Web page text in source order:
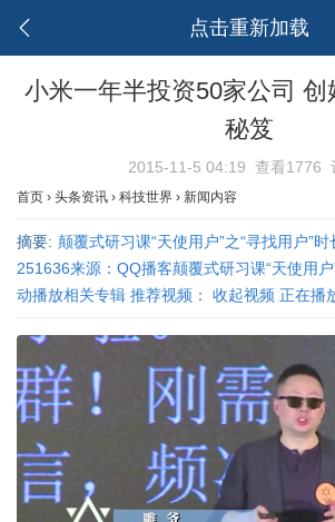
点击重新加载
小米一年半投资50家公司 创
秘笈
2015-11-5 04:19 查看1776
首页 › 头条资讯 › 科技世界 › 新闻内容
摘要: 颠覆式研习课“天使用户”之“寻找用户”时
251636来源：QQ播客颠覆式研习课“天使用户
动播放相关专辑 推荐视频： 收起视频 正在播